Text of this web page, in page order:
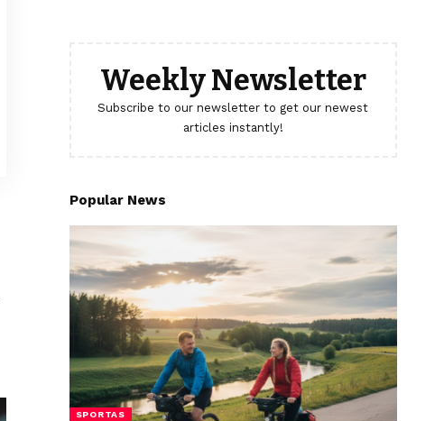
Weekly Newsletter
Subscribe to our newsletter to get our newest
articles instantly!
Popular News
SPORTAS